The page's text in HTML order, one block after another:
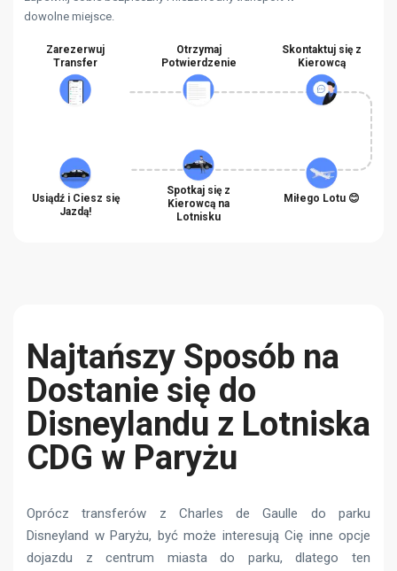
dowolne miejsce.
Zarezerwuj
Transfer
Otrzymaj
Potwierdzenie
Skontaktuj się z
Kierowcą
Usiądź i Ciesz się
Jazdą!
Spotkaj się z
Kierowcą na
Lotnisku
Miłego Lotu 😊
Najtańszy Sposób na
Dostanie się do
Disneylandu z Lotniska
CDG w Paryżu
Oprócz transferów z Charles de Gaulle do parku
Disneyland w Paryżu, być może interesują Cię inne opcje
dojazdu z centrum miasta do parku, dlatego ten